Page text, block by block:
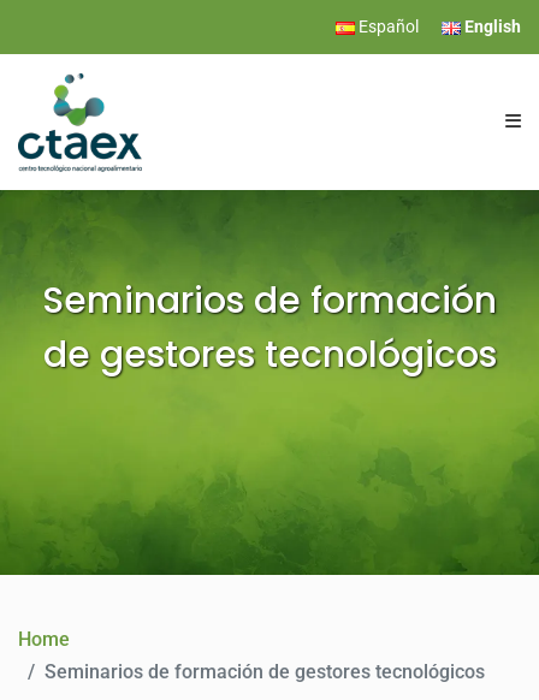
Español English
CTAEX
RESEARCH
SERVICES
NEWS
CONTACT
Seminarios de formación
de gestores tecnológicos
Home
Seminarios de formación de gestores tecnológicos